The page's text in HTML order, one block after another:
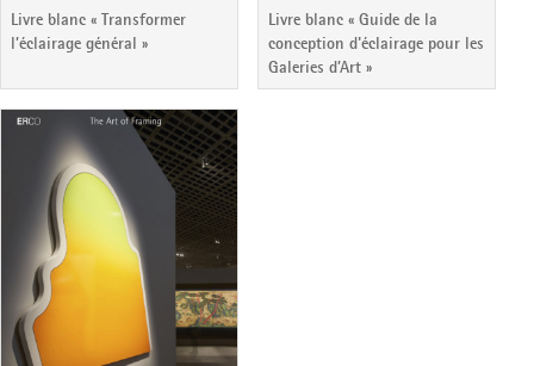
Livre blanc « Transformer
l’éclairage général »
Livre blanc « Guide de la
conception d'éclairage pour les
Galeries d’Art »